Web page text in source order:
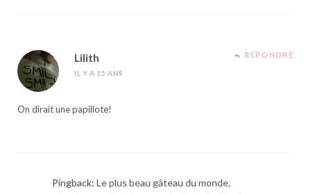
Lilith
IL Y A 15 ANS
RÉPONDRE
On dirait une papillote!
Pingback: Le plus beau gâteau du monde,